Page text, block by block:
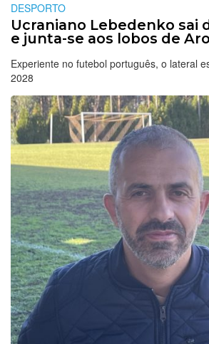
DESPORTO
Ucraniano Lebedenko sai
e junta-se aos lobos de
Experiente no futebol português, o lateral
2028